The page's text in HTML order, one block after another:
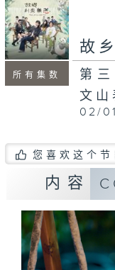
所有集数
故
第
文山
02/
您喜欢这个节
内容